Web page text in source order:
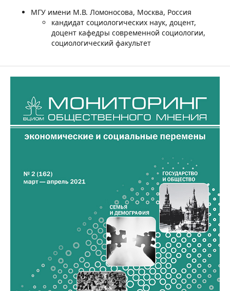
МГУ имени М.В. Ломоносова, Москва, Россия
кандидат социологических наук, доцент,
доцент кафедры современной социологии,
социологический факультет